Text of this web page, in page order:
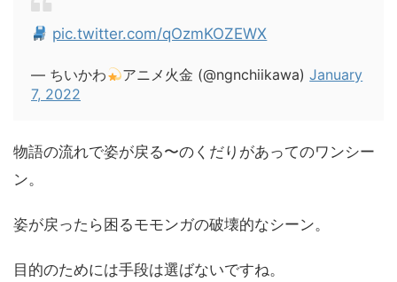
pic.twitter.com/qOzmKOZEWX
— ちいかわ アニメ火金 (@ngnchiikawa)January
7, 2022
物語の流れで姿が戻る〜のくだりがあってのワンシー
ン。
姿が戻ったら困るモモンガの破壊的なシーン。
目的のためには手段は選ばないですね。